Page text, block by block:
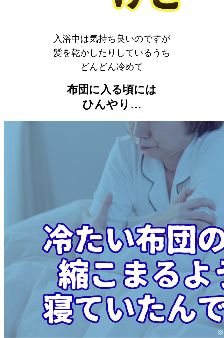
入浴中は気持ち良いのですが
髪を乾かしたりしているうち
どんどん冷めて
布団に入る頃には
ひんやり…